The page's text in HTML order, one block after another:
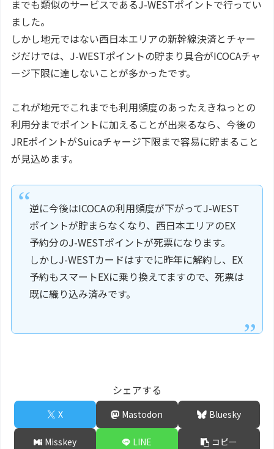
までも類似のサービスであるJ-WESTポイントで行ってい
ました。
しかし地元ではない西日本エリアの新幹線決済とチャー
ジだけでは、J-WESTポイントの貯まり具合がICOCAチャ
ージ下限に達しないことが多かったです。
これが地元でこれまでも利用頻度のあったえきねっとの
利用分までポイントに加えることが出来るなら、今後の
JREポイントがSuicaチャージ下限まで容易に貯まること
が見込めます。
逆に今後はICOCAの利用頻度が下がってJ-WEST
ポイントが貯まらなくなり、西日本エリアのEX
予約分のJ-WESTポイントが死票になります。
しかしJ-WESTカードはすでに昨年に解約し、EX
予約もスマートEXに乗り換えてますので、死票は
既に織り込み済みです。
シェアする
X Mastodon Bluesky
Misskey LINE コピー